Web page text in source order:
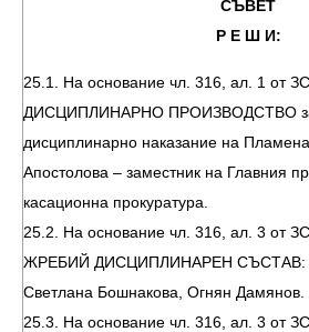
СЪВЕТ
Р Е Ш И:
25.1. На основание чл. 316, ал. 1 от
ДИСЦИПЛИНАРНО ПРОИЗВОДСТВО за
дисциплинарно наказание на
Апостолова – заместник на Главния
касационна прокуратура.
25.2. На основание чл. 316, ал. 3 от
ЖРЕБИЙ ДИСЦИПЛИНАРЕН СЪСТАВ:
Светлана Бошнакова, Огнян Дамянов.
25.3. На основание чл. 316, ал. 3 от